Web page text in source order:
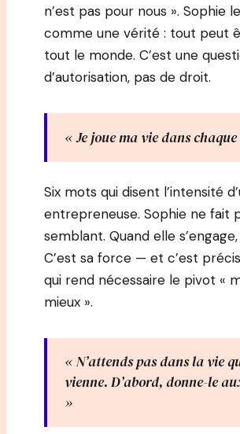
n’est pas pour nous ». Sophie
comme une vérité : tout peut
tout le monde. C’est une
d’autorisation, pas de droit.
« Je joue ma vie dans
Six mots qui disent l’intensité
entrepreneuse. Sophie ne fait
semblant. Quand elle
C’est sa force — et c’est
qui rend nécessaire le pivot «
mieux ».
« N’attends pas dans la vie
vienne. D’abord, donne-le
»